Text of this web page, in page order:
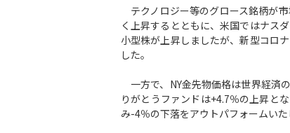
テクノロジー等のグロース銘柄が
く上昇するとともに、米国ではナス
小型株が上昇しましたが、新型コロ
した。
一方で、NY金先物価格は世界経済
りがとうファンドは+4.7％の上昇と
み-4％の下落をアウトパフォームいた